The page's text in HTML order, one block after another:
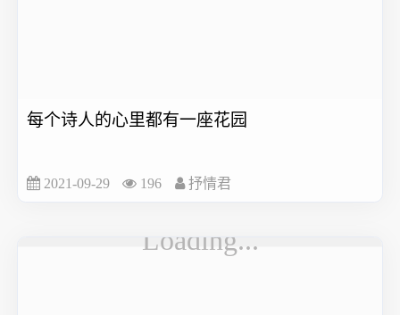
每个诗人的心里都有一座花园
2021-09-29 196 抒情君